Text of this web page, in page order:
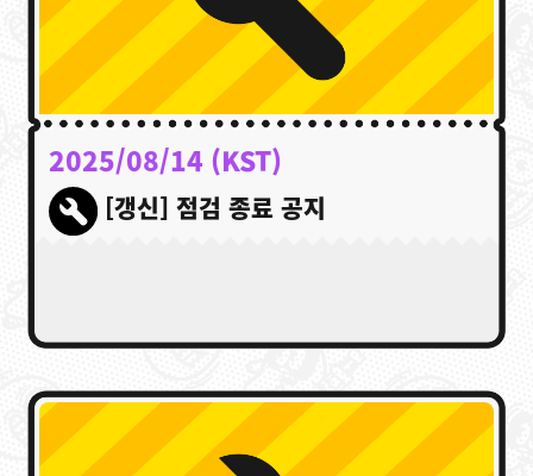
2025/08/14 (KST)
[갱신] 점검 종료 공지